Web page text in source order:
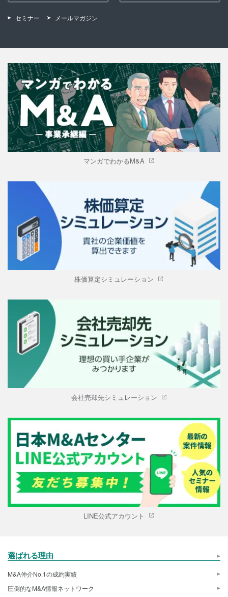
セミナー メールマガジン
マンガでわかるM&A
株価算定シミュレーション
会社売却先シミュレーション
LINE公式アカウント
選ばれる理由
M&A仲介No.1の成約実績
圧倒的なM&A情報ネットワーク